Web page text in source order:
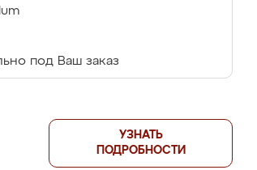
под Ваш заказ
УЗНАТЬ
ПОДРОБНОСТИ